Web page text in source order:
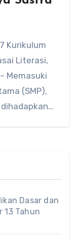
Kurikulum
Literasi,
Memasuki
(SMP),
Dasar dan
13 Tahun